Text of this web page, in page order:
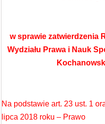
w sprawie zatwierdzenia
Wydziału Prawa i Nauk
Na podstawie art. 23 ust. 1
lipca 2018 roku – Prawo